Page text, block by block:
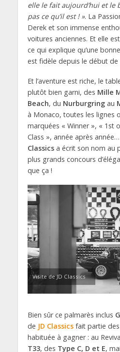
elle le fait aujourd’hui et le
pas ce qu’il est ! ». La
Derek et son immense
voitures anciennes. Et elle
ce qui explique qu’une
est fidèle depuis le début de
Et l’aventure est riche, le
plutôt bien garni, des Mille
Beach, du Nurburgringau
à Monaco, toutes les lignes
marquées « Winner », « 1st
Class », année après
Classicsa écrit son nom au
plus grands concours
que ça !
Visite de JD Classics
Bien sûr ce palmarès inclus
de JD Classicsfait partie
habituée à gagner : au
T33, des Type C, D et E,